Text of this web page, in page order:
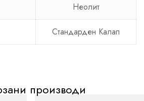
Неолит
Стандарден Калап
производи